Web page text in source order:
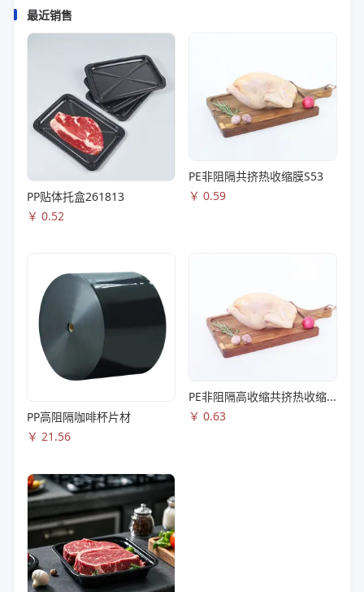
最近销售
PP贴体托盒261813
￥ 0.52
PE非阻隔共挤热收缩膜S53
￥ 0.59
PP高阻隔咖啡杯片材
￥ 21.56
PE非阻隔高收缩共挤热收缩膜S83
￥ 0.63